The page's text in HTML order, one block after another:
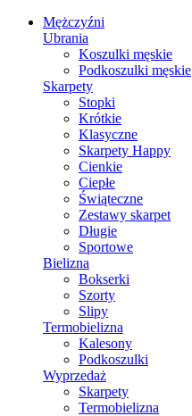
Mężczyźni
Ubrania
Koszulki męskie
Podkoszulki męskie
Skarpety
Stopki
Krótkie
Klasyczne
Skarpety Happy
Cienkie
Ciepłe
Świąteczne
Zestawy skarpet
Długie
Sportowe
Bielizna
Bokserki
Szorty
Slipy
Termobielizna
Kalesony
Podkoszulki
Wyprzedaż
Skarpety
Termobielizna